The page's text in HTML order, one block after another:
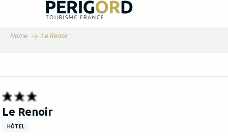
Home Le Renoir
Le Renoir
HÔTEL